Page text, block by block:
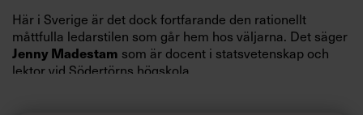
Här i Sverige är det dock fortfarande den rationellt
måttfulla ledarstilen som går hem hos väljarna. Det säger
Jenny Madestam som är docent i statsvetenskap och
lektor vid Södertörns högskola.